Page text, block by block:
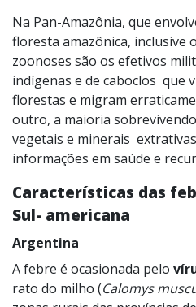
Na Pan-Amazônia, que
floresta amazônica, inclusive
zoonoses são os efetivos
indígenas e de caboclos que
florestas e migram
outro, a maioria
vegetais e minerais
informações em saúde e
Características das
Sul- americana
Argentina
A febre é ocasionada pelo
rato do milho (Calomys